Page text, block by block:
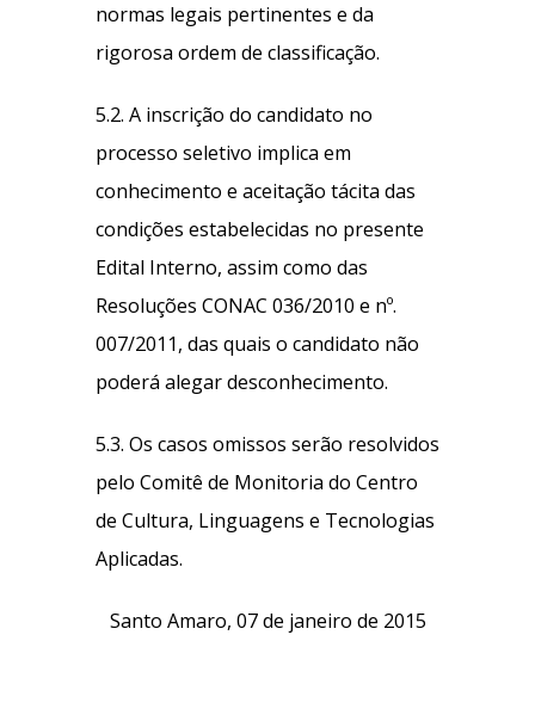
normas legais pertinentes e da
rigorosa ordem de classificação.
5.2. A inscrição do candidato no
processo seletivo implica em
conhecimento e aceitação tácita das
condições estabelecidas no presente
Edital Interno, assim como das
Resoluções CONAC 036/2010 e nº.
007/2011, das quais o candidato não
poderá alegar desconhecimento.
5.3. Os casos omissos serão resolvidos
pelo Comitê de Monitoria do Centro
de Cultura, Linguagens e Tecnologias
Aplicadas.
Santo Amaro, 07 de janeiro de 2015